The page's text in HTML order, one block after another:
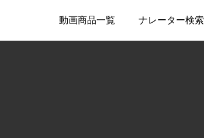
動画商品一覧 ナレーター検索